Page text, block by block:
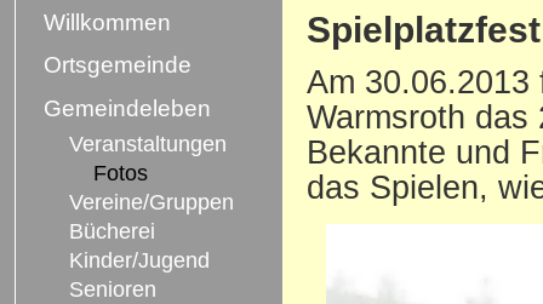
Am 30.06.2013
Warmsroth
Bekannte und
das Spielen,
Willkommen
Ortsgemeinde
Gemeindeleben
Veranstaltungen
Fotos
Vereine/Gruppen
Bücherei
Kinder/Jugend
Senioren